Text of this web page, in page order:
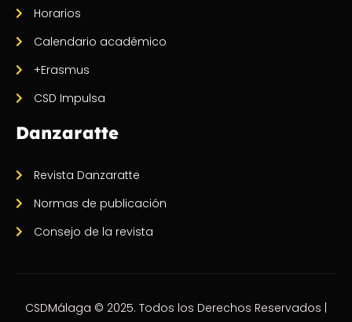
Horarios
Calendario académico
+Erasmus
CSD Impulsa
Danzaratte
Revista Danzaratte
Normas de publicación
Consejo de la revista
CSDMálaga © 2025. Todos los Derechos Reservados |